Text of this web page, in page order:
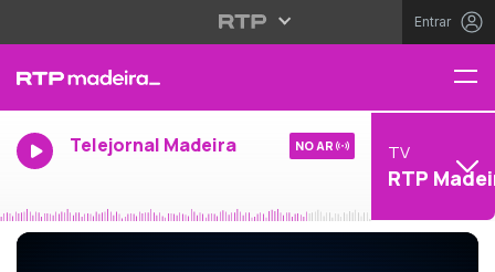
Entrar
Telejornal Madeira NO AR TV
RTP